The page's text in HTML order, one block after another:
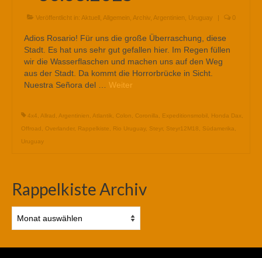
Veröffentlicht in: Aktuell Allgemein Archiv Argentinien Uruguay | 0
Adios Rosario! Für uns die große Überraschung, diese
Stadt. Es hat uns sehr gut gefallen hier. Im Regen füllen
wir die Wasserflaschen und machen uns auf den Weg
aus der Stadt. Da kommt die Horrorbrücke in Sicht.
Nuestra Señora del … Weiter
4x4 Allrad Argentinien Atlantik Colon Coronilla Expeditionsmobil Honda Dax
Offroad
Overlander, Rappelkiste Rio Uruguay, Steyr, Steyr12M18 Südamerika
Uruguay
Rappelkiste Archiv
Archiv